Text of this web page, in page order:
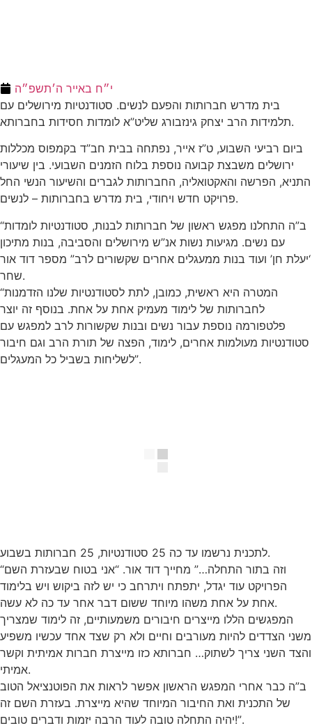
י״ח באייר ה׳תשפ״ה
בית מדרש חברותות והפעם לנשים. סטודנטיות מירושלים עם
תלמידות הרב יצחק גינזבורג שליט”א לומדות חסידות בחברותא.
ביום רביעי השבוע, ט”ז אייר, נפתחה בבית חב”ד בקמפוס מכללות
ירושלים משבצת קבועה נוספת בלוח הזמנים השבועי. בין שיעורי
התניא, הפרשה והאקטואליה, החברותות לגברים והשיעור הנשי החל
פרויקט חדש ויחודי, בית מדרש בחברותות – לנשים.
“ב”ה התחלנו מפגש ראשון של חברותות לבנות, סטודנטיות לומדות
עם נשים. מגיעות נשות אנ”ש מירושלים והסביבה, בנות מתיכון
‘יעלת חן’ ועוד בנות ממעגלים אחרים שקשורים לרב” מספר דוד אור
שחר.
“המטרה היא ראשית, כמובן, לתת לסטודנטיות שלנו הזדמנות
לחברותות של לימוד מעמיק אחת על אחת. בנוסף זה יוצר
פלטפורמה נוספת עבור נשים ובנות שקשורות לרב למפגש עם
סטודנטיות מעולמות אחרים, לימוד, הפצה של תורת הרב וגם חיבור
לשליחות בשביל כל המעגלים”.
לתכנית נרשמו עד כה 25 סטודנטיות, 25 חברותות בשבוע.
“וזה בתור התחלה…” מחייך דוד אור. “אני בטוח שבעזרת השם
הפרויקט עוד יגדל, יתפתח ויתרחב כי יש לזה ביקוש ויש בלימוד
אחת על אחת משהו מיוחד ששום דבר אחר עד כה לא עשה.
המפגשים הללו מייצרים חיבורים משמעותיים, זה לימוד שמצריך
משני הצדדים להיות מעורבים וחיים ולא רק שצד אחד עכשיו משפיע
והצד השני צריך לשתוק… חברותא כזו מייצרת חברות אמיתית וקשר
אמיתי.
ב”ה כבר אחרי המפגש הראשון אפשר לראות את הפוטנציאל הטוב
של התכנית ואת החיבור המיוחד שהיא מייצרת. בעזרת השם זה
יהיה התחלה טובה לעוד הרבה יזמות ודברים טובים!”.